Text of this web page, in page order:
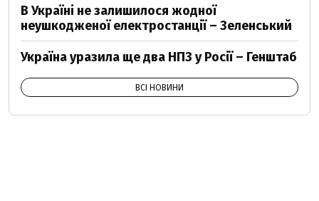
В Україні не залишилося жодної
неушкодженої електростанції – Зеленський
Україна уразила ще два НПЗ у Росії – Генштаб
ВСІ НОВИНИ